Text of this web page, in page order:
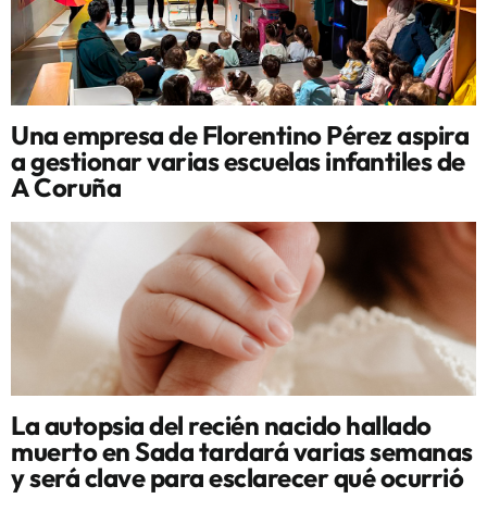
Una empresa de Florentino Pérez aspira
a gestionar varias escuelas infantiles de
A Coruña
La autopsia del recién nacido hallado
muerto en Sada tardará varias semanas
y será clave para esclarecer qué ocurrió